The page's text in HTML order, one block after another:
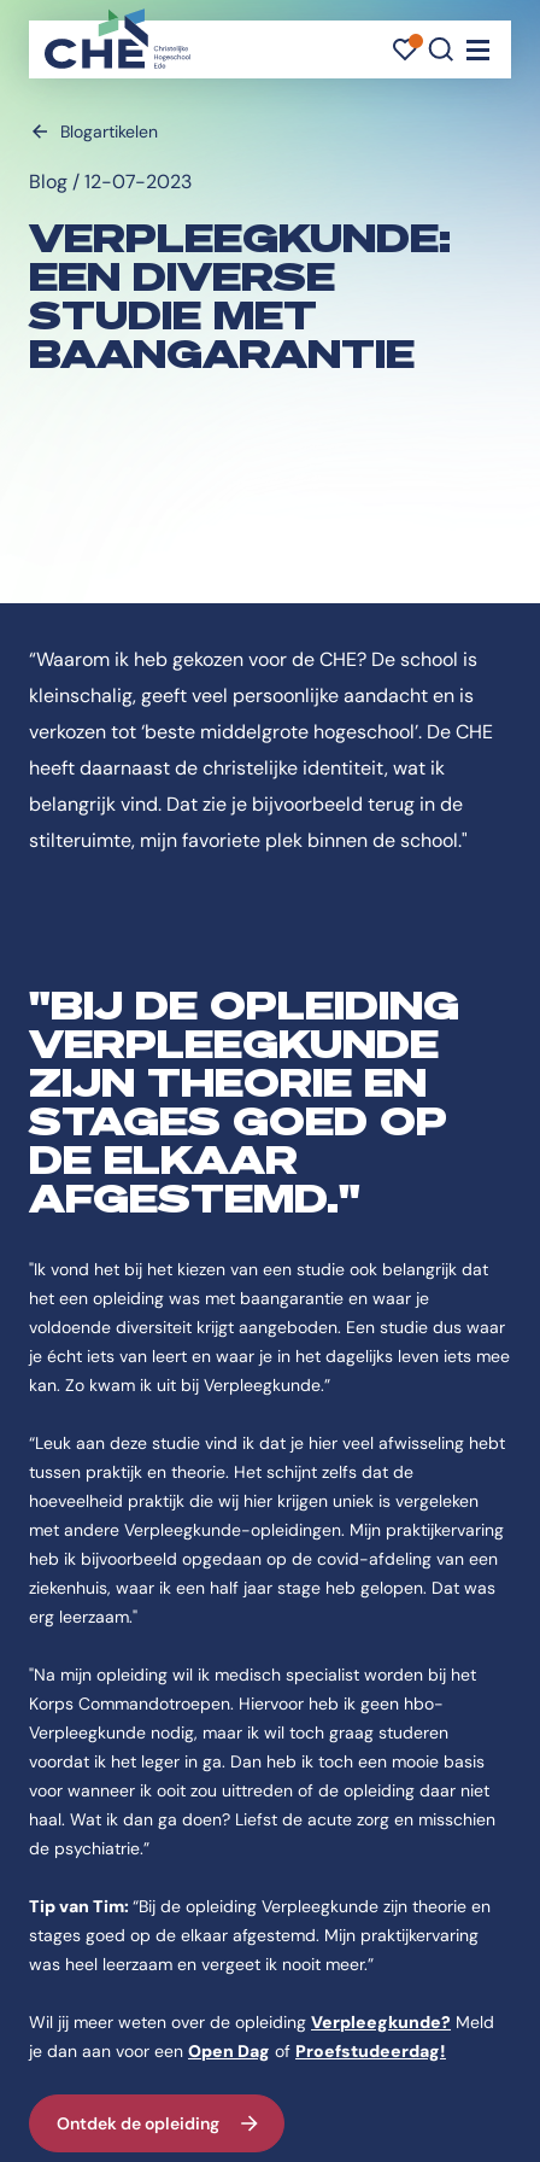
Blogartikelen
Blog / 12-07-2023
VERPLEEGKUNDE:
EEN DIVERSE
STUDIE MET
BAANGARANTIE
“Waarom ik heb gekozen voor de CHE? De school is
kleinschalig, geeft veel persoonlijke aandacht en is
verkozen tot ‘beste middelgrote hogeschool’. De CHE
heeft daarnaast de christelijke identiteit, wat ik
belangrijk vind. Dat zie je bijvoorbeeld terug in de
stilteruimte, mijn favoriete plek binnen de school."
"BIJ DE OPLEIDING
VERPLEEGKUNDE
ZIJN THEORIE EN
STAGES GOED OP
DE ELKAAR
AFGESTEMD."
"Ik vond het bij het kiezen van een studie ook belangrijk dat
het een opleiding was met baangarantie en waar je
voldoende diversiteit krijgt aangeboden. Een studie dus waar
je écht iets van leert en waar je in het dagelijks leven iets mee
kan. Zo kwam ik uit bij Verpleegkunde.”
“Leuk aan deze studie vind ik dat je hier veel afwisseling hebt
tussen praktijk en theorie. Het schijnt zelfs dat de
hoeveelheid praktijk die wij hier krijgen uniek is vergeleken
met andere Verpleegkunde-opleidingen. Mijn praktijkervaring
heb ik bijvoorbeeld opgedaan op de covid-afdeling van een
ziekenhuis, waar ik een half jaar stage heb gelopen. Dat was
erg leerzaam."
"Na mijn opleiding wil ik medisch specialist worden bij het
Korps Commandotroepen. Hiervoor heb ik geen hbo-
Verpleegkunde nodig, maar ik wil toch graag studeren
voordat ik het leger in ga. Dan heb ik toch een mooie basis
voor wanneer ik ooit zou uittreden of de opleiding daar niet
haal. Wat ik dan ga doen? Liefst de acute zorg en misschien
de psychiatrie.”
Tip van Tim: “Bij de opleiding Verpleegkunde zijn theorie en
stages goed op de elkaar afgestemd. Mijn praktijkervaring
was heel leerzaam en vergeet ik nooit meer.”
Wil jij meer weten over de opleiding Verpleegkunde? Meld
je dan aan voor een Open Dag of Proefstudeerdag!
Ontdek de opleiding